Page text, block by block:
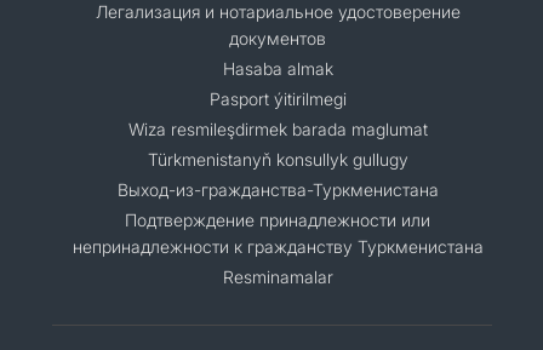
Легализация и нотариальное удостоверение
документов
Hasaba almak
Pasport ýitirilmegi
Wiza resmileşdirmek barada maglumat
Türkmenistanyň konsullyk gullugy
Выход-из-гражданства-Туркменистана
Подтверждение принадлежности или
непринадлежности к гражданству Туркменистана
Resminamalar